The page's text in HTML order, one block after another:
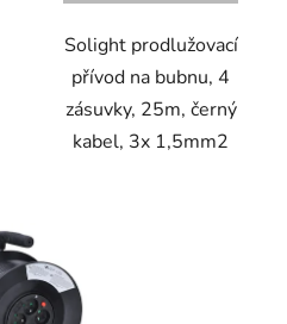
Solight prodlužovací
přívod na bubnu, 4
zásuvky, 25m, černý
kabel, 3x 1,5mm2